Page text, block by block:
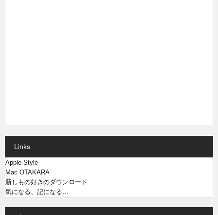
Links
Apple-Style
Mac OTAKARA
新しもの好きのダウンロード
気になる、記になる…